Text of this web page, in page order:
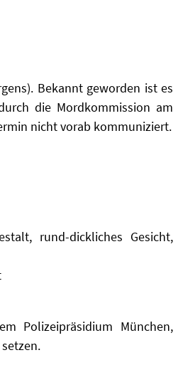
Bekannt geworden ist es
die Mordkommission am
nicht vorab kommuniziert.
rund-dickliches Gesicht,
Polizeipräsidium München,